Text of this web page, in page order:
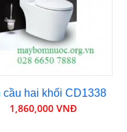
cầu hai khối CD1338
1,860,000 VNĐ